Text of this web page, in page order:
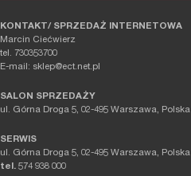
KONTAKT/ SPRZEDAŻ INTERNETOWA
Marcin Ciećwierz
tel. 730353700
E-mail: sklep@ect.net.pl
SALON SPRZEDAŻY
ul. Górna Droga 5, 02-495 Warszawa, Polska
SERWIS
ul. Górna Droga 5, 02-495 Warszawa, Polska
tel. 574 938 000